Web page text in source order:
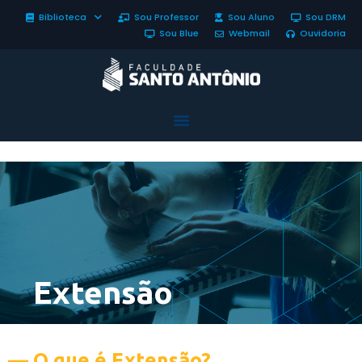
Biblioteca Sou Professor Sou Aluno
Sou DRM
Sou Blue
Webmail Ouvidoria
Extensão